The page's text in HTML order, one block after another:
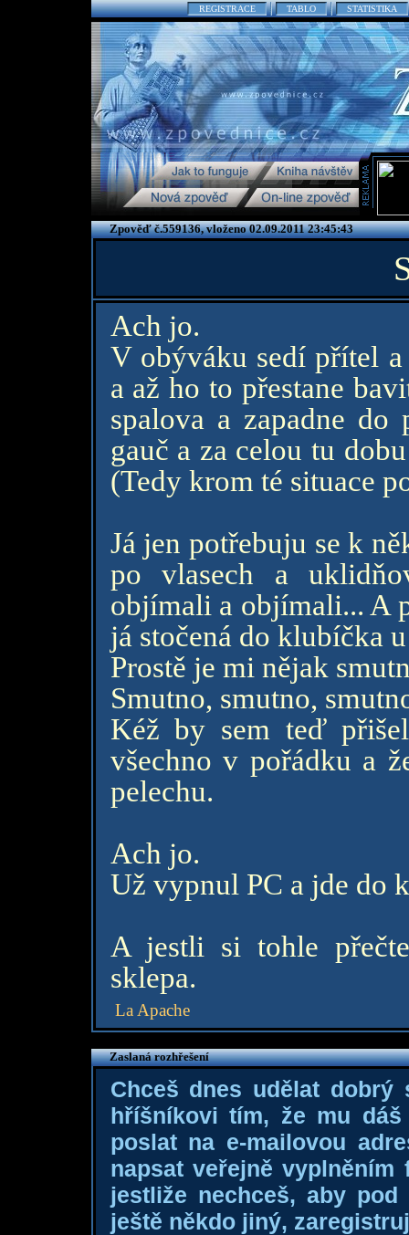
REGISTRACE TABLO STATISTIKA
Zpověď č.559136, vloženo 02.09.2011 23:45:43
Ach jo.
V obýváku sedí přítel
a až ho to přestane
spalova a zapadne do
gauč a za celou tu
(Tedy krom té situace
Já jen potřebuju se k
po vlasech a
objímali a objímali... A
já stočená do klubíčka
Prostě je mi nějak
Smutno, smutno,
Kéž by sem teď
všechno v pořádku a
pelechu.
Ach jo.
Už vypnul PC a jde do
A jestli si tohle
sklepa.
La Apache
Zaslaná rozhřešení
Chceš dnes udělat dobrý
hříšníkovi tím, že mu
poslat na e-mailovou
napsat veřejně
jestliže nechceš, aby
ještě někdo jiný,